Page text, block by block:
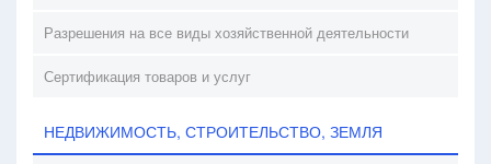
Разрешения на все виды хозяйственной деятельности
Сертификация товаров и услуг
НЕДВИЖИМОСТЬ, СТРОИТЕЛЬСТВО, ЗЕМЛЯ